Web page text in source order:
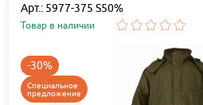
Арт.: 5977-375 S50%
Товар в наличии
-30%
Специальное
предложение